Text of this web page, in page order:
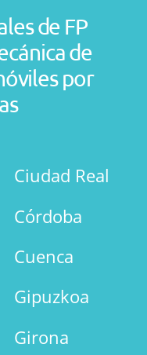
de FP
de
por
Ciudad Real
Córdoba
Cuenca
Gipuzkoa
Girona